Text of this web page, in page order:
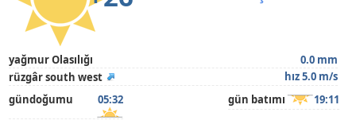
yağmur Olasılığı
0.0 mm
rüzgâr south west
hız 5.0 m/s
gündoğumu
05:32 gün batımı 19:11